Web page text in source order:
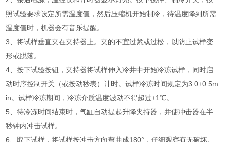
照试验要求设定所需温度值，然后压缩机开始制冷，待温度降到所需
温度值时，机器会有音乐提醒。
3、将试样垂直夹在夹持器上。夹的不宜过紧或过松，以防止试样变
形或脱落。
4、按下试验按钮，夹持器将试样伸入冷井中开始冷冻试样，同时启
动时序控制开关（或按动秒表）计时。试样冷冻时间规定为3.0±0.5m
in。试样冷冻期间，冷冻介质温度波动不得超过±1℃。
5、待冷冻时间结束时，气缸自动提起升降夹持器，并使冲击器在半
秒钟内冲击试样。
6、取下试样，将试样按冲击方向弯曲成180°，仔细观察有无破坏。